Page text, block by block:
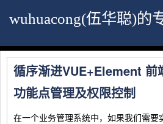
wuhuacong(伍华聪)的
循序渐进VUE+Element 前
功能点管理及权限控制
在一个业务管理系统中，如果我们需